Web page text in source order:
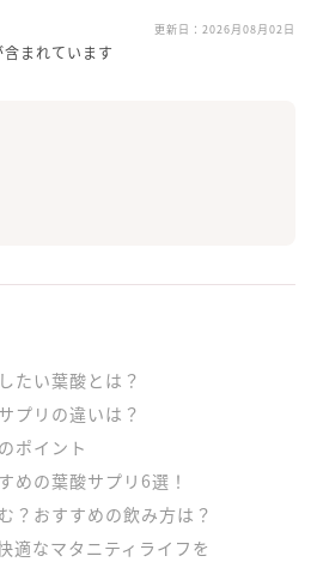
更新日： 2026月08月02日
まれています
たい葉酸とは？
プリの違いは？
ポイント
めの葉酸サプリ6選！
？おすすめの飲み方は？
適なマタニティライフを